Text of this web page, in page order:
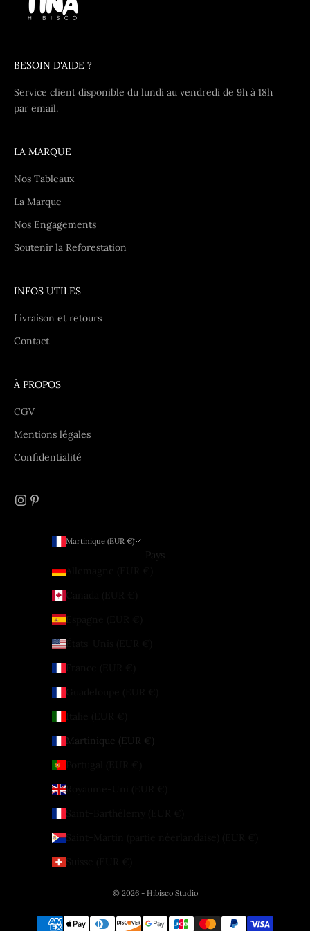
BESOIN D'AIDE ?
Service client disponible du lundi au vendredi de 9h à 18h
par email.
LA MARQUE
Nos Tableaux
La Marque
Nos Engagements
Soutenir la Reforestation
INFOS UTILES
Livraison et retours
Contact
À PROPOS
CGV
Mentions légales
Confidentialité
Martinique (EUR €)
Pays
Martinique (EUR €)
© 2026 - Hibisco Studio